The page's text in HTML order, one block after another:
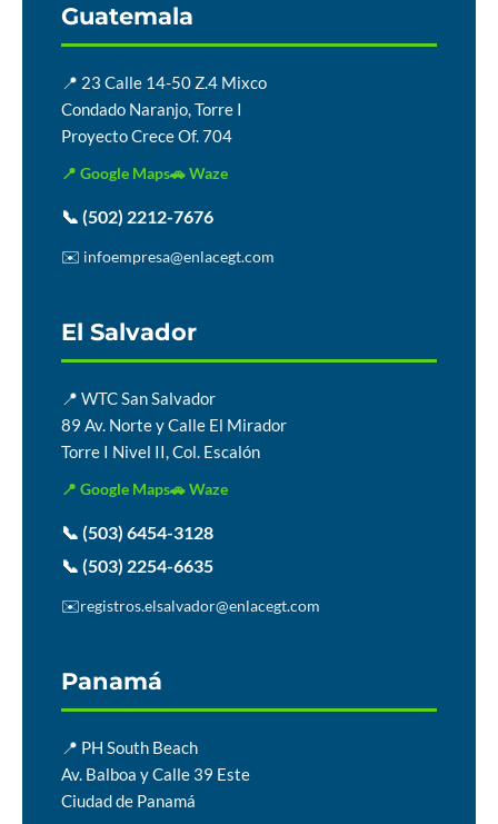
Guatemala
📍 23 Calle 14-50 Z.4 Mixco
Condado Naranjo, Torre I
Proyecto Crece Of. 704
📍 Google Maps🚗 Waze
📞 (502) 2212-7676
✉️ infoempresa@enlacegt.com
El Salvador
📍 WTC San Salvador
89 Av. Norte y Calle El Mirador
Torre I Nivel II, Col. Escalón
📍 Google Maps🚗 Waze
📞 (503) 6454-3128
📞 (503) 2254-6635
✉️registros.elsalvador@enlacegt.com
Panamá
📍 PH South Beach
Av. Balboa y Calle 39 Este
Ciudad de Panamá